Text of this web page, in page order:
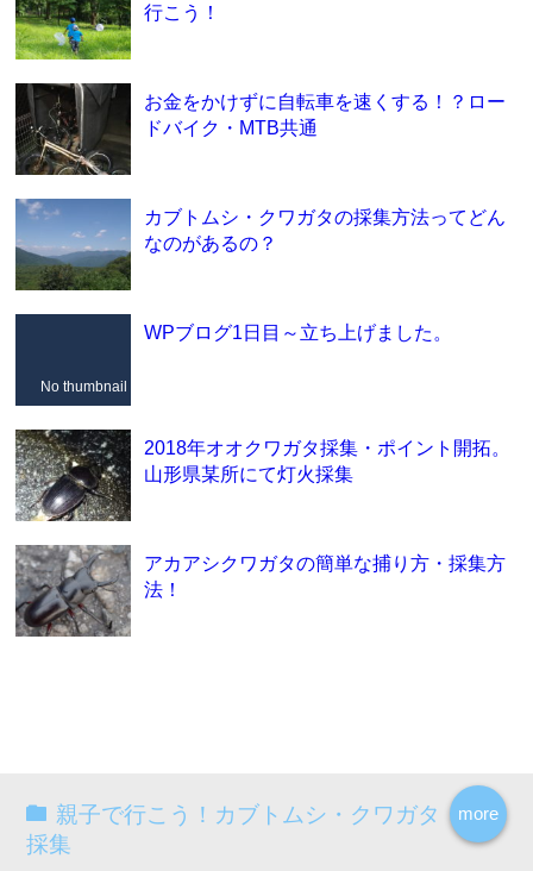
行こう！
お金をかけずに自転車を速くする！？ロー
ドバイク・MTB共通
カブトムシ・クワガタの採集方法ってどん
なのがあるの？
No thumbnail
WPブログ1日目～立ち上げました。
2018年オオクワガタ採集・ポイント開拓。
山形県某所にて灯火採集
アカアシクワガタの簡単な捕り方・採集方
法！
more
親子で行こう！カブトムシ・クワガタ
採集